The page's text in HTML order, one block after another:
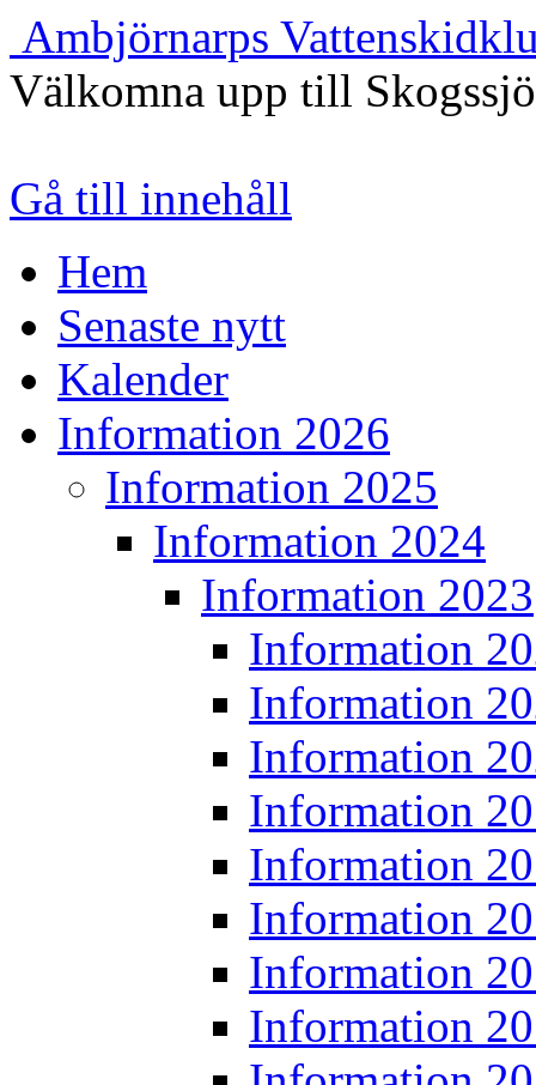
Ambjörnarps
Välkomna upp till
Gå till innehåll
Hem
Senaste nytt
Kalender
Information 2026
Information 2025
Information 2024
Information 2023
Information
Information
Information
Information
Information
Information
Information
Information